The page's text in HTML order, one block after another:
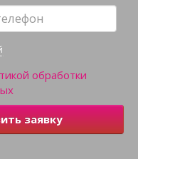
обработки
заявку